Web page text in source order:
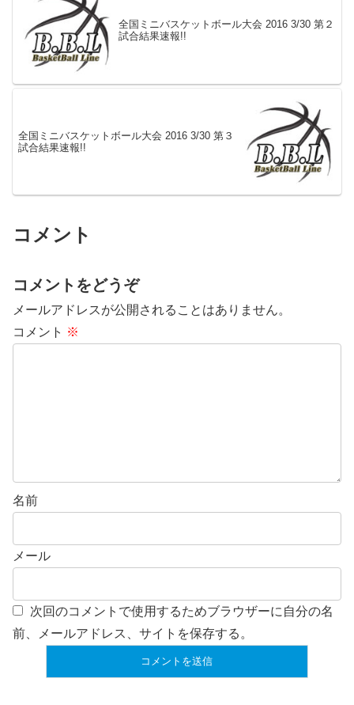
全国ミニバスケットボール大会 2016 3/30 第２
試合結果速報!!
全国ミニバスケットボール大会 2016 3/30 第３
試合結果速報!!
コメント
コメントをどうぞ
メールアドレスが公開されることはありません。
コメント ※
名前
メール
次回のコメントで使用するためブラウザーに自分の名
前、メールアドレス、サイトを保存する。